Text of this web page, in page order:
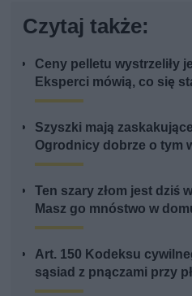
Czytaj także:
Ceny pelletu wystrzeliły
Eksperci mówią, co się
Szyszki mają
Ogrodnicy dobrze o tym
Ten szary złom jest dziś
Masz go mnóstwo w
Art. 150 Kodeksu
sąsiad z pnączami przy